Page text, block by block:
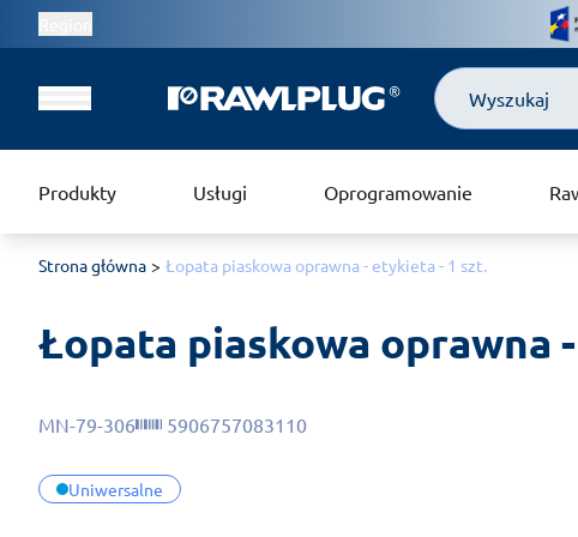
Szukaj
Produkty Usługi Oprogramowanie
Strona główna Łopata piaskowa oprawna - etykieta - 1 szt.
Łopata piaskowa oprawna
Uniwersalne
MN-79-306 5906757083110